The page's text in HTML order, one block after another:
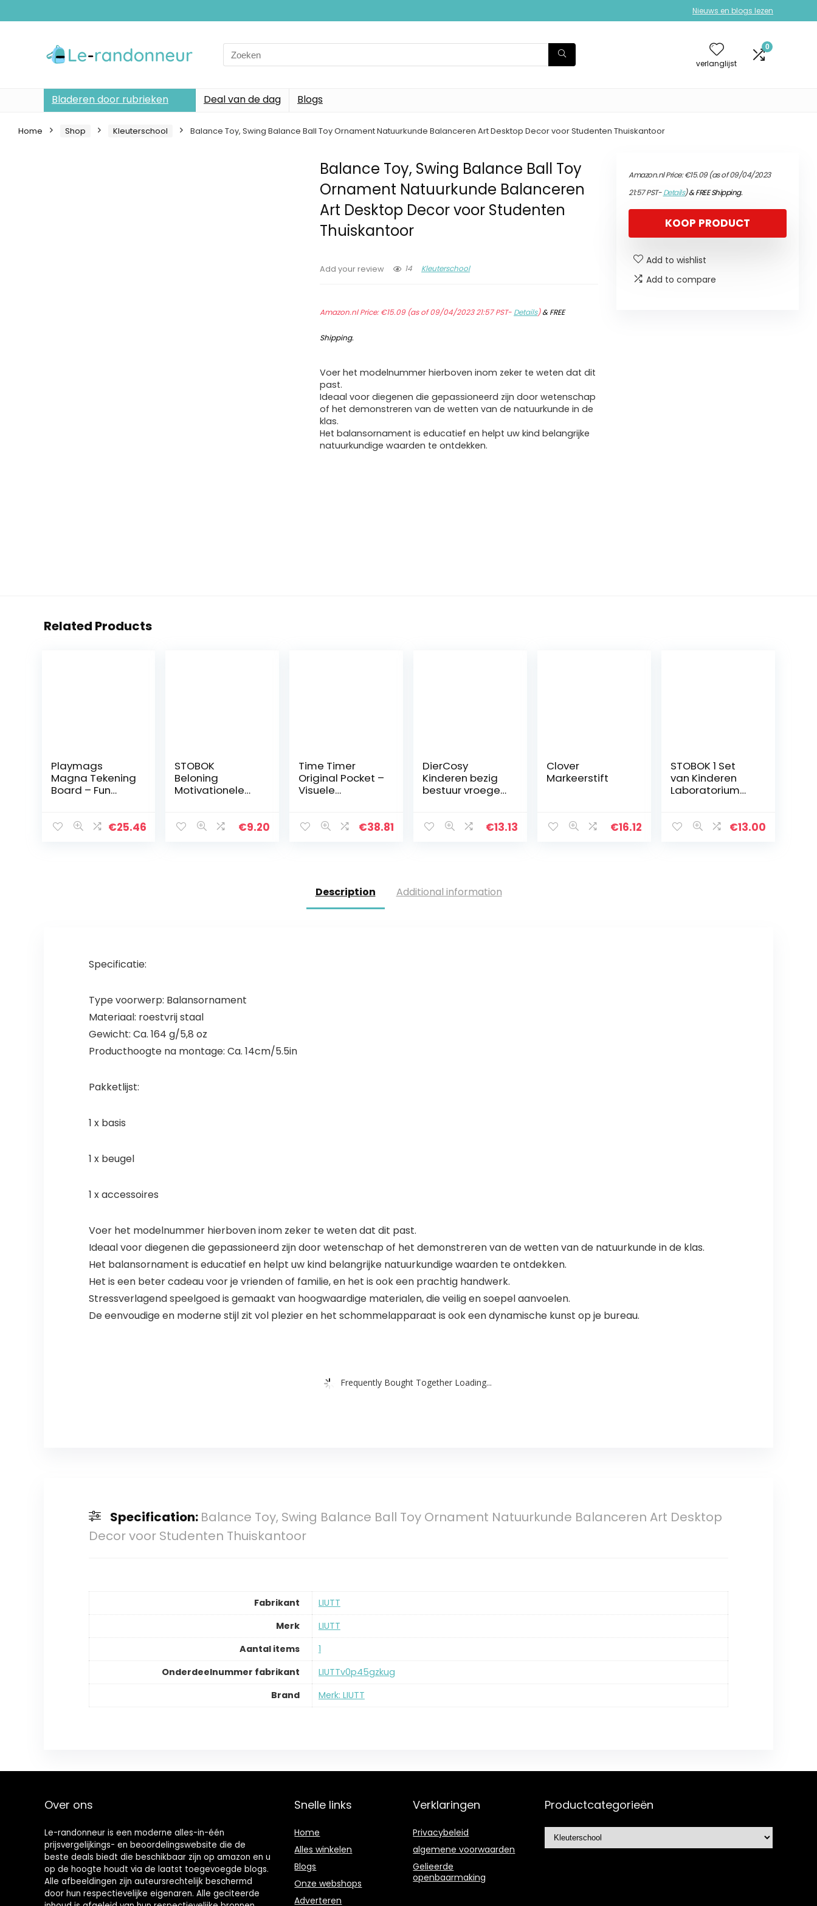
Nieuws en blogs lezen
Search
for:
verlanglijst
0
Bladeren door rubrieken Deal van de dag Blogs
Home Shop Kleuterschool Balance Toy, Swing Balance Ball Toy Ornament Natuurkunde Balanceren Art Desktop Decor voor Studenten Thuiskantoor
Balance Toy, Swing Balance Ball Toy
Ornament Natuurkunde Balanceren
Art Desktop Decor voor Studenten
Thuiskantoor
Add your review 14 Kleuterschool
Amazon.nl Price:€15.09(as of 09/04/2023 21:57 PST- Details)&FREE
Shipping.
Voer het modelnummer hierboven inom zeker te weten dat dit
past.
Ideaal voor diegenen die gepassioneerd zijn door wetenschap
of het demonstreren van de wetten van de natuurkunde in de
klas.
Het balansornament is educatief en helpt uw ​​kind belangrijke
natuurkundige waarden te ontdekken.
Amazon.nl Price:€15.09(as of 09/04/2023
21:57 PST-Details)&FREE Shipping.
KOOP PRODUCT
Add to wishlist
Add to compare
Related Products
Playmags
Magna Tekening
Board – Fun
Tablet W / 748
€25.46
STOBOK
Beloning
Motivationele
Lijmpunt, Papier
€9.20
Time Timer
Original Pocket –
Visuele
–
€38.81
DierCosy
Kinderen bezig
bestuur vroege
ng speelgoed
€13.13
Clover
Markeerstift
€16.12
STOBOK 1 Set
van Kinderen
Laboratorium
Wetenschap Lab
€13.00
Description Additional information
Specificatie:
Type voorwerp: Balansornament
Materiaal: roestvrij staal
Gewicht: Ca. 164 g/5,8 oz
Producthoogte na montage: Ca. 14cm/5.5in
Pakketlijst:
1 x basis
1 x beugel
1 x accessoires
Voer het modelnummer hierboven inom zeker te weten dat dit past.
Ideaal voor diegenen die gepassioneerd zijn door wetenschap of het demonstreren van de wetten van de natuurkunde in de klas.
Het balansornament is educatief en helpt uw ​​kind belangrijke natuurkundige waarden te ontdekken.
Het is een beter cadeau voor je vrienden of familie, en het is ook een prachtig handwerk.
Stressverlagend speelgoed is gemaakt van hoogwaardige materialen, die veilig en soepel aanvoelen.
De eenvoudige en moderne stijl zit vol plezier en het schommelapparaat is ook een dynamische kunst op je bureau.
Frequently Bought Together Loading...
Specification: Balance Toy, Swing Balance Ball Toy Ornament Natuurkunde Balanceren Art Desktop
Decor voor Studenten Thuiskantoor
Fabrikant
‎LIUTT
Merk
‎LIUTT
Aantal items
‎1
Onderdeelnummer fabrikant
‎LIUTTv0p45gzkug
Brand
Merk: LIUTT
Over ons
Le-randonneur is een moderne alles-in-één
prijsvergelijkings- en beoordelingswebsite die de
beste deals biedt die beschikbaar zijn op amazon en u
op de hoogte houdt via de laatst toegevoegde blogs.
Alle afbeeldingen zijn auteursrechtelijk beschermd
door hun respectievelijke eigenaren. Alle geciteerde
Snelle links
Home
Alles winkelen
Blogs
Onze webshops
Adverteren
Verklaringen
Privacybeleid
algemene voorwaarden
Gelieerde
openbaarmaking
Productcategorieën